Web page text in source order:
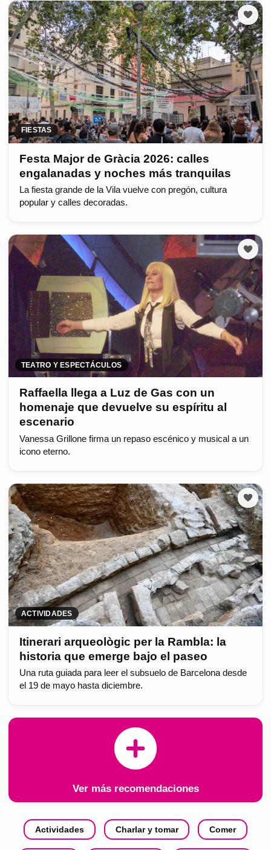
FIESTAS
Festa Major de Gràcia 2026: calles
engalanadas y noches más tranquilas
La fiesta grande de la Vila vuelve con pregón, cultura
popular y calles decoradas.
TEATRO Y ESPECTÁCULOS
Raffaella llega a Luz de Gas con un
homenaje que devuelve su espíritu al
escenario
Vanessa Grillone firma un repaso escénico y musical a un
icono eterno.
ACTIVIDADES
Itinerari arqueològic per la Rambla: la
historia que emerge bajo el paseo
Una ruta guiada para leer el subsuelo de Barcelona desde
el 19 de mayo hasta diciembre.
Ver más recomendaciones
Actividades Charlar y tomar Comer